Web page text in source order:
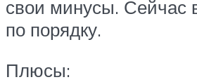
свои минусы. Сейчас
по порядку.
Плюсы: